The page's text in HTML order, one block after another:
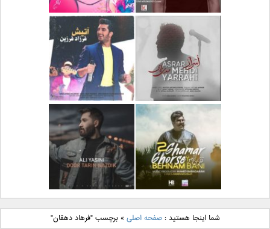
دانلود آهنگ جدید رضا
بهرام بنام نگار
دانلود آهنگ جدید علی
لهراسبی بنام صورت
دانلود آهنگ جدید مهدی
یراحی بنام اسرار
دانلود آهنگ جدید فرزاد
فرزین بنام آتیش
دانلود آهنگ جدید بهنام
بانی بنام قرص قمر 2
دانلود آهنگ جدید علی
یاسینی بنام دورترین نزدیک
شما اینجا هستید :صفحه اصلی »برچسب "فرهاد دهقان"